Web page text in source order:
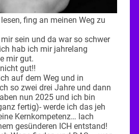
fing an meinen Weg zu
sein und da war so schwer
hab ich mir jahrelang
mir gut.
gut!!
auf dem Weg und in
so zwei drei Jahre und dann
nun 2025 und ich bin
fertig)- werde ich das jeh
Kernkompetenz… lach
gesünderen ICH entstand!